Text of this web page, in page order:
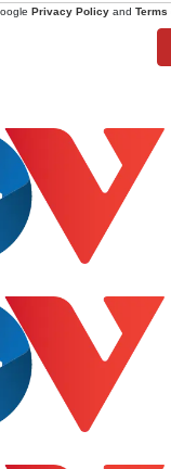
Privacy Policy and